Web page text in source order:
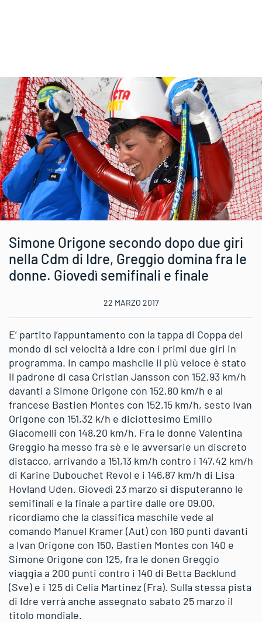
Simone Origone secondo dopo due giri
nella Cdm di Idre, Greggio domina fra le
donne. Giovedì semifinali e finale
22 MARZO 2017
E’ partito l’appuntamento con la tappa di Coppa del
mondo di sci velocità a Idre con i primi due giri in
programma. In campo mashcile il più veloce è stato
il padrone di casa Cristian Jansson con 152,93 km/h
davanti a Simone Origone con 152,80 km/h e al
francese Bastien Montes con 152,15 km/h, sesto Ivan
Origone con 151,32 k/h e diciottesimo Emilio
Giacomelli con 148,20 km/h. Fra le donne Valentina
Greggio ha messo fra sè e le avversarie un discreto
distacco, arrivando a 151,13 km/h contro i 147,42 km/h
di Karine Dubouchet Revol e i 146,87 km/h di Lisa
Hovland Uden. Giovedì 23 marzo si disputeranno le
semifinali e la finale a partire dalle ore 09.00,
ricordiamo che la classifica maschile vede al
comando Manuel Kramer (Aut) con 160 punti davanti
a Ivan Origone con 150, Bastien Montes con 140 e
Simone Origone con 125, fra le donen Greggio
viaggia a 200 punti contro i 140 di Betta Backlund
(Sve) e i 125 di Celia Martinez (Fra). Sulla stessa pista
di Idre verrà anche assegnato sabato 25 marzo il
titolo mondiale.